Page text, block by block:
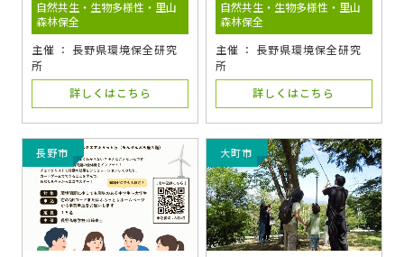
自然共生・生物多様性・里山
森林保全
主催 ： 長野県環境保全研究
所
詳しくはこちら
自然共生・生物多様性・里山
森林保全
主催 ： 長野県環境保全研究
所
詳しくはこちら
長野市 大町市